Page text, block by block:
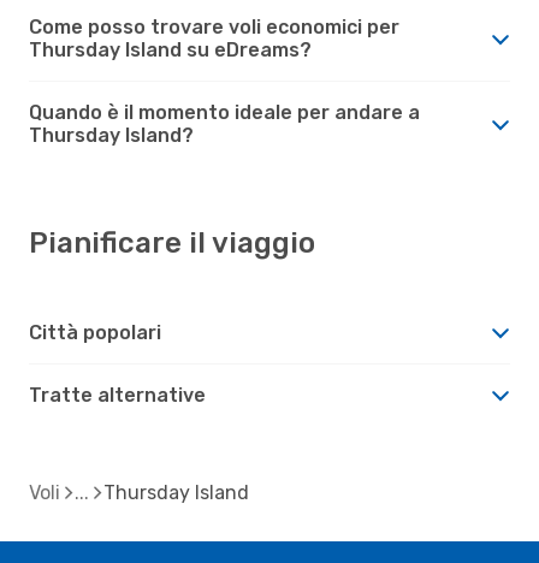
Come posso trovare voli economici per
Thursday Island su eDreams?
Quando è il momento ideale per andare a
Thursday Island?
Pianificare il viaggio
Città popolari
Tratte alternative
Voli Thursday Island